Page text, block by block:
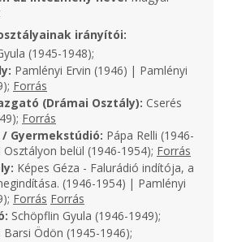
irányítói:
(1945-1948);
Pamlényi Ervin (1946) | Pamlényi
Forrás
(Drámai Osztály): Cserés
Forrás
Gyermekstúdió: Pápa Relli (1946-
belül (1946-1954); Forrás
Képes Géza - Falurádió indítója, a
(1946-1954) | Pamlényi
Forrás Forrás
Schöpflin Gyula (1946-1949);
Barsi Ödön (1945-1946);